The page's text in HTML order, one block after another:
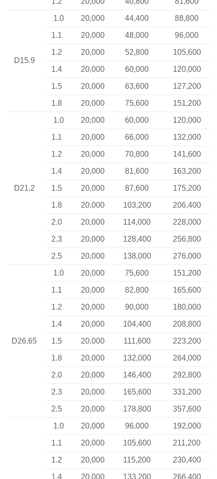
D15.9
1.0 20,000 44,400 88,800
1.1 20,000 48,000 96,000
1.2 20,000 52,800 105,600
1.4 20,000 60,000 120,000
1.5 20,000 63,600 127,200
1.8 20,000 75,600 151,200
D21.2
1.0 20,000 60,000 120,000
1.1 20,000 66,000 132,000
1.2 20,000 70,800 141,600
1.4 20,000 81,600 163,200
1.5 20,000 87,600 175,200
1.8 20,000 103,200 206,400
2.0 20,000 114,000 228,000
2.3 20,000 128,400 256,800
2.5 20,000 138,000 276,000
D26.65
1.0 20,000 75,600 151,200
1.1 20,000 82,800 165,600
1.2 20,000 90,000 180,000
1.4 20,000 104,400 208,800
1.5 20,000 111,600 223,200
1.8 20,000 132,000 264,000
2.0 20,000 146,400 292,800
2.3 20,000 165,600 331,200
2.5 20,000 178,800 357,600
1.0 20,000 96,000 192,000
1.1 20,000 105,600 211,200
1.2 20,000 115,200 230,400
1.4 20,000 133,200 266,400